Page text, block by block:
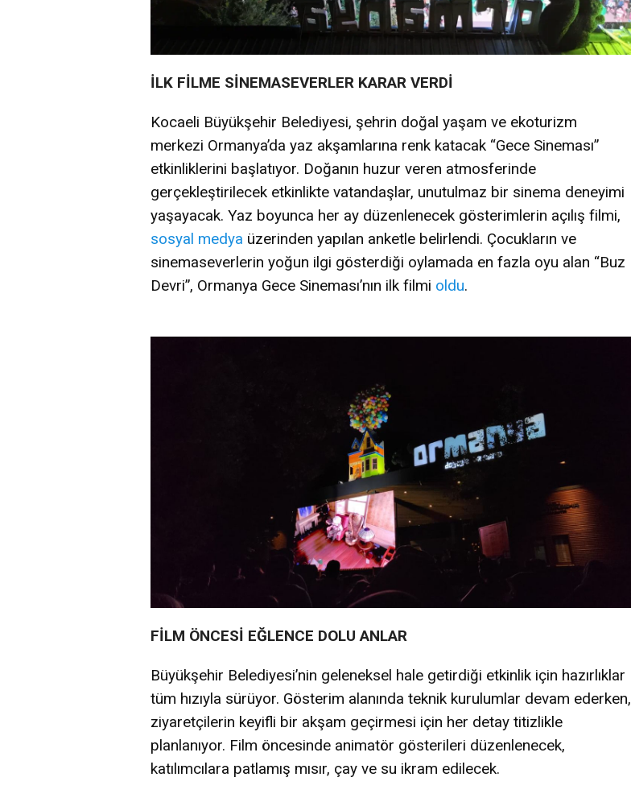
İLK FİLME SİNEMASEVERLER KARAR VERDİ
Kocaeli Büyükşehir Belediyesi, şehrin doğal yaşam ve ekoturizm
merkezi Ormanya’da yaz akşamlarına renk katacak “Gece Sineması”
etkinliklerini başlatıyor. Doğanın huzur veren atmosferinde
gerçekleştirilecek etkinlikte vatandaşlar, unutulmaz bir sinema deneyimi
yaşayacak. Yaz boyunca her ay düzenlenecek gösterimlerin açılış filmi,
sosyal medya üzerinden yapılan anketle belirlendi. Çocukların ve
sinemaseverlerin yoğun ilgi gösterdiği oylamada en fazla oyu alan “Buz
Devri”, Ormanya Gece Sineması’nın ilk filmi oldu.
FİLM ÖNCESİ EĞLENCE DOLU ANLAR
Büyükşehir Belediyesi’nin geleneksel hale getirdiği etkinlik için hazırlıklar
tüm hızıyla sürüyor. Gösterim alanında teknik kurulumlar devam ederken,
ziyaretçilerin keyifli bir akşam geçirmesi için her detay titizlikle
planlanıyor. Film öncesinde animatör gösterileri düzenlenecek,
katılımcılara patlamış mısır, çay ve su ikram edilecek.